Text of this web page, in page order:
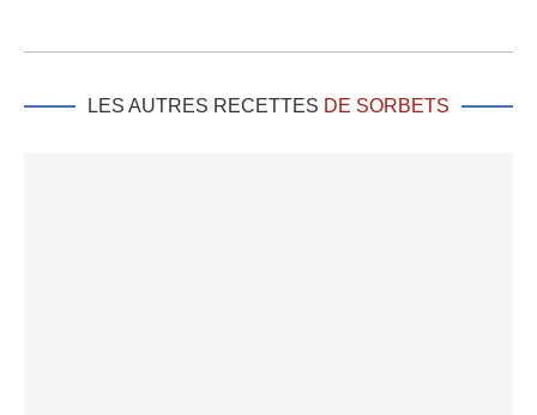
LES AUTRES RECETTES DE SORBETS